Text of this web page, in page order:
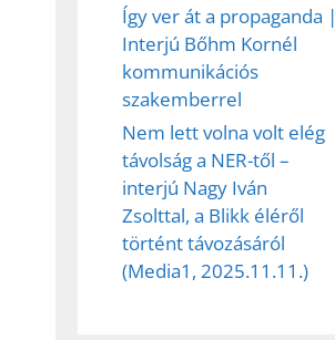
Így ver át a propaganda |
Interjú Bőhm Kornél
kommunikációs
szakemberrel
Nem lett volna volt elég
távolság a NER-től –
interjú Nagy Iván
Zsolttal, a Blikk éléről
történt távozásáról
(Media1, 2025.11.11.)